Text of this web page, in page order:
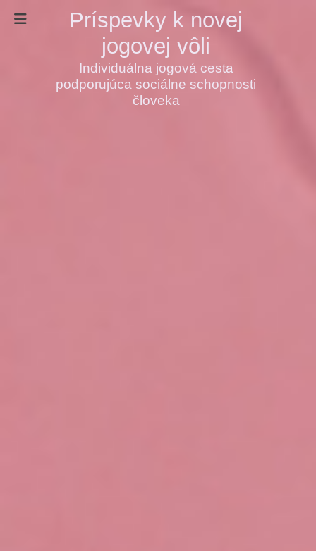
Príspevky k novej
jogovej vôli
Individuálna jogová cesta
podporujúca sociálne schopnosti
človeka